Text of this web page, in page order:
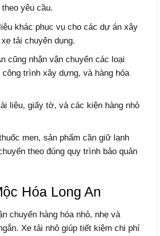
yêu cầu.
khác phục vụ cho các dự án xây
tải chuyên dụng.
cũng nhận vận chuyển các loại
trình xây dựng, và hàng hóa
liệu, giấy tờ, và các kiện hàng nhỏ
men, sản phẩm cần giữ lạnh
theo đúng quy trình bảo quản
Hóa Long An
chuyển hàng hóa nhỏ, nhẹ và
Xe tải nhỏ giúp tiết kiệm chi phí